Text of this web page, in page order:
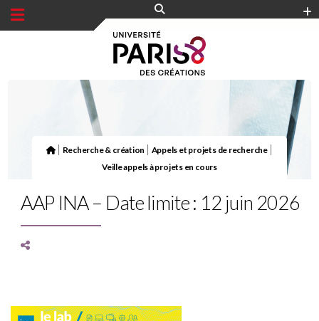
Recherche & création Appels et projets de recherche
Veille appels à projets en cours
AAP INA – Date limite : 12 juin 2026
Panneau de gestion des cookies